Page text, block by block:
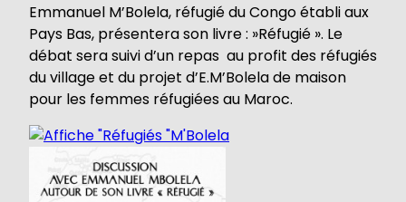
Emmanuel M’Bolela, réfugié du Congo établi aux
Pays Bas, présentera son livre : »Réfugié ». Le
débat sera suivi d’un repas au profit des réfugiés
du village et du projet d’E.M’Bolela de maison
pour les femmes réfugiées au Maroc.